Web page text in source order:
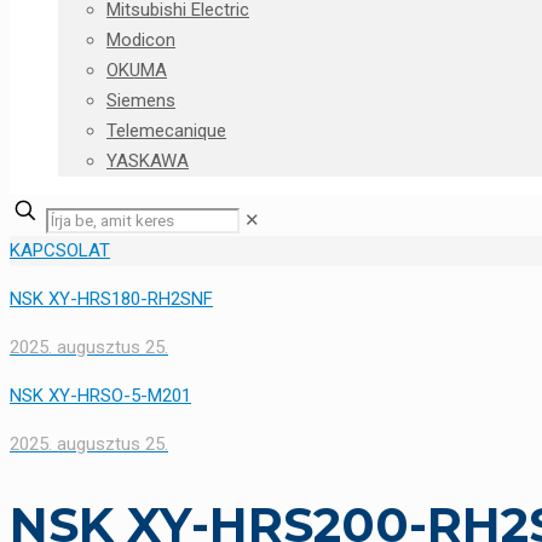
Mitsubishi Electric
Modicon
OKUMA
Siemens
Telemecanique
YASKAWA
✕
KAPCSOLAT
NSK XY-HRS180-RH2SNF
2025. augusztus 25.
NSK XY-HRSO-5-M201
2025. augusztus 25.
NSK XY-HRS200-